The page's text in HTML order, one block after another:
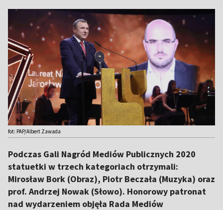
fot: PAP/Albert Zawada
Podczas Gali Nagród Mediów Publicznych 2020
statuetki w trzech kategoriach otrzymali:
Mirosław Bork (Obraz), Piotr Beczała (Muzyka) oraz
prof. Andrzej Nowak (Słowo). Honorowy patronat
nad wydarzeniem objęła Rada Mediów